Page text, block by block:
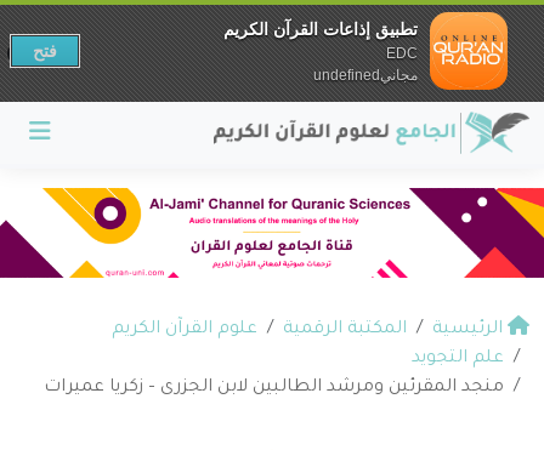
الرئيسية المكتبة الرقمية
علوم القرآن الكريم
علم التجويد
منجد المقرئين ومرشد الطالبين لابن الجزرى – زكريا عميرات
تطبيق إذاعات القرآن الكريم
EDC
مجانيundefined
فتح